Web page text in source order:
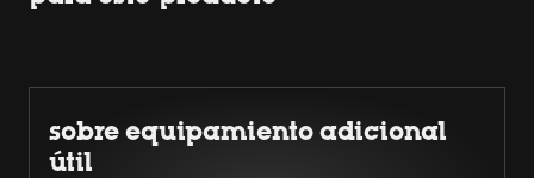
sobre equipamiento adicional
útil